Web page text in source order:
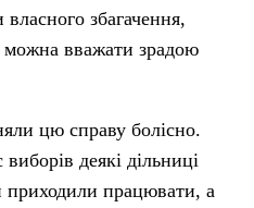
збагачення,
можна вважати зрадою
цю справу болісно.
деякі дільниці
працювати, а